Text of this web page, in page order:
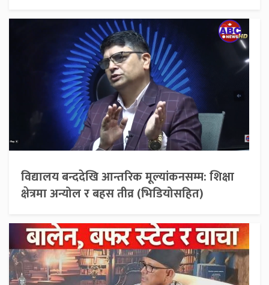
विद्यालय बन्ददेखि आन्तरिक मूल्यांकनसम्म: शिक्षा
क्षेत्रमा अन्योल र बहस तीव्र (भिडियोसहित)